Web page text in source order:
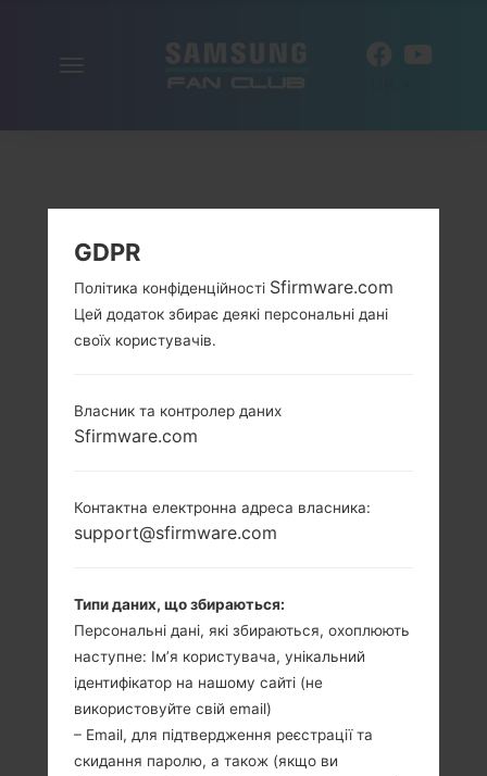
GDPR
Політика конфіденційності Sfirmware.com
Цей додаток збирає деякі персональні дані
своїх користувачів.
Власник та контролер даних
Sfirmware.com
Контактна електронна адреса власника:
support@sfirmware.com
Типи даних, що збираються:
Персональні дані, які збираються, охоплюють
наступне: Ім’я користувача, унікальний
ідентифікатор на нашому сайті (не
використовуйте свій email)
– Email, для підтвердження реєстрації та
скидання паролю, а також (якщо ви